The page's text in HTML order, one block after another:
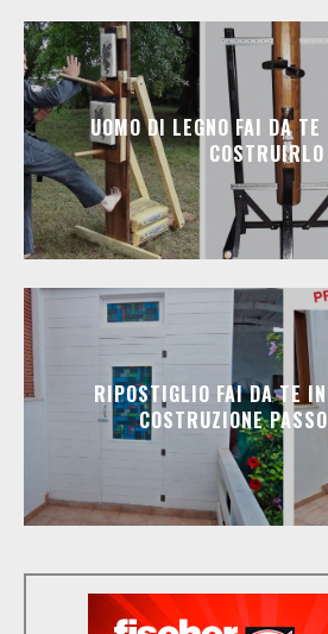
UOMO DI LEGNO FAI DA TE
COSTRUIRLO
RIPOSTIGLIO FAI DA TE
COSTRUZIONE